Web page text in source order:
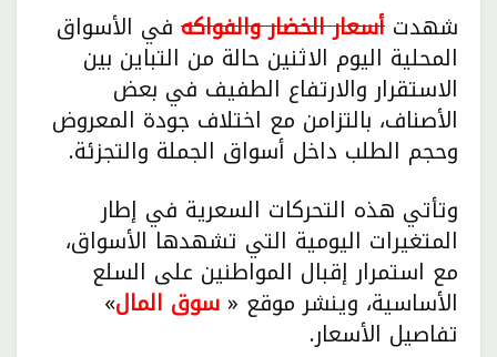
شهدت أسعار الخضار والفواكه في الأسواق
المحلية اليوم الاثنين حالة من التباين بين
الاستقرار والارتفاع الطفيف في بعض
الأصناف، بالتزامن مع اختلاف جودة المعروض
وحجم الطلب داخل أسواق الجملة والتجزئة.
وتأتي هذه التحركات السعرية في إطار
المتغيرات اليومية التي تشهدها الأسواق،
مع استمرار إقبال المواطنين على السلع
الأساسية، وينشر موقع «سوق المال»
تفاصيل الأسعار.